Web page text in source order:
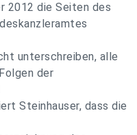
2012 die Seiten des
unterschreiben, alle
der
Steinhauser, dass die